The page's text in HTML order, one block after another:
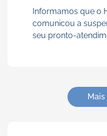
Informamos que o
comunicou a
seu pronto-